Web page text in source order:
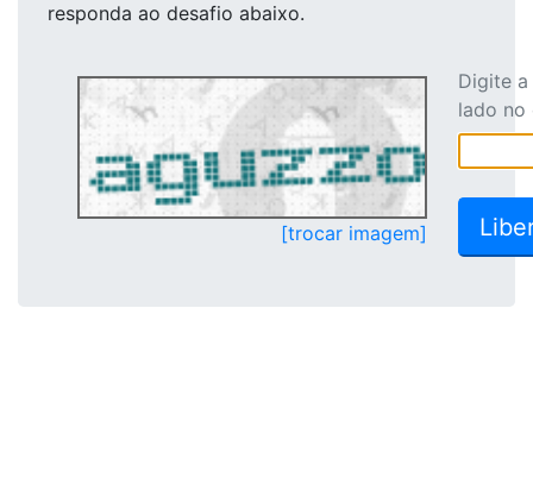
responda ao desafio abaixo.
[trocar imagem]
Digite
lado no